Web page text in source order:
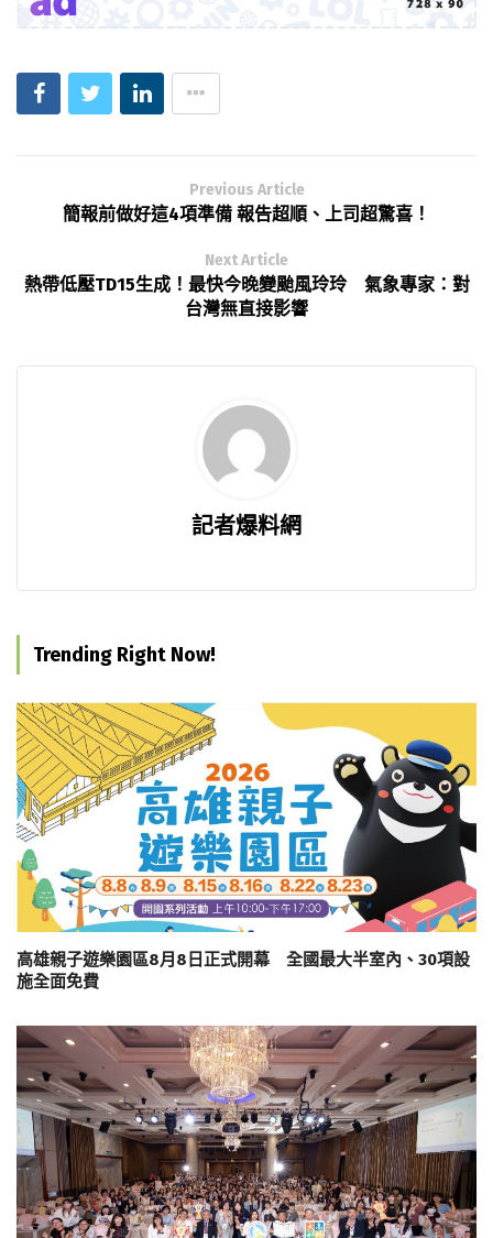
Previous Article
簡報前做好這4項準備 報告超順、上司超驚喜！
Next Article
熱帶低壓TD15生成！最快今晚變颱風玲玲 氣象專家：對
台灣無直接影響
記者爆料網
Trending Right Now!
高雄親子遊樂園區8月8日正式開幕 全國最大半室內、30項設
施全面免費